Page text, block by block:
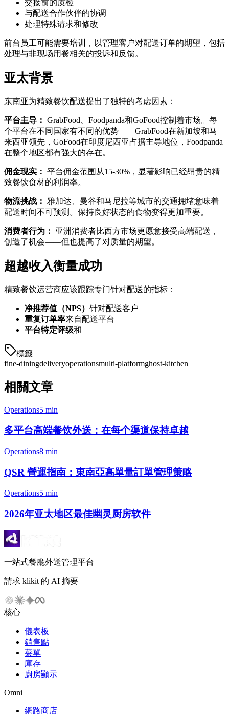
交接前的质检
与配送合作伙伴的协调
处理特殊请求和修改
前台员工可能需要培训，以管理客户对配送订单的期望，包括
处理与非现场用餐相关的投诉和反馈。
亚太背景
东南亚为精致餐饮配送提出了独特的考虑因素：
平台主导： GrabFood、Foodpanda和GoFood控制着市场。每
个平台在不同国家有不同的优势——GrabFood在新加坡和马
来西亚领先，GoFood在印度尼西亚占据主导地位，Foodpanda
在整个地区都有强大的存在。
佣金现实： 平台佣金范围从15-30%，显著影响已经昂贵的精
致餐饮食材的利润率。
物流挑战：
雅加达、曼谷和马尼拉等城市的交通拥堵意味着
配送时间不可预测。保持良好状态的食物变得更加重要。
消费者行为：
亚洲消费者比西方市场更愿意接受高端配送，
创造了机会——但也提高了对质量的期望。
超越收入衡量成功
精致餐饮运营商应该跟踪专门针对配送的指标：
净推荐值（NPS） 针对配送客户
重复订单率来自配送平台
平台特定评级和
標籤
fine-diningdeliveryoperationsmulti-platformghost-kitchen
相關文章
Operations5 min
多平台高端餐饮外送：在每个渠道保持卓越
Operations8 min
QSR 營運指南：東南亞高單量訂單管理策略
Operations5 min
2026年亚太地区最佳幽灵厨房软件
一站式餐廳外送管理平台
請求 klikit 的 AI 摘要
核心
儀表板
銷售點
菜單
庫存
廚房顯示
Omni
網路商店